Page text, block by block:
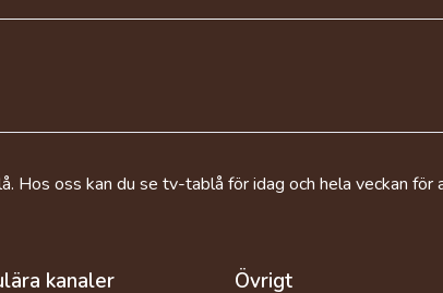
oss kan du se tv-tablå för idag och hela veckan för
kanaler Övrigt